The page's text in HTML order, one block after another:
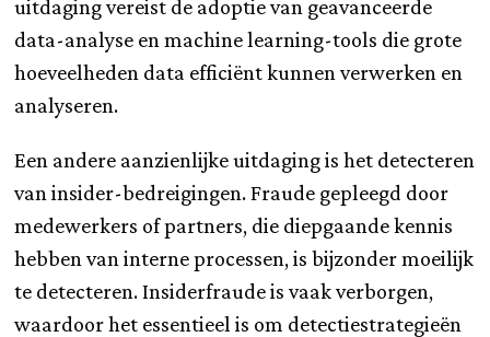
uitdaging vereist de adoptie van geavanceerde
data-analyse en machine learning-tools die grote
hoeveelheden data efficiënt kunnen verwerken en
analyseren.
Een andere aanzienlijke uitdaging is het detecteren
van insider-bedreigingen. Fraude gepleegd door
medewerkers of partners, die diepgaande kennis
hebben van interne processen, is bijzonder moeilijk
te detecteren. Insiderfraude is vaak verborgen,
waardoor het essentieel is om detectiestrategieën